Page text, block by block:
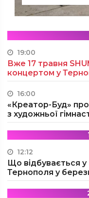
19:00
Вже 17 травня
концертом у
16:00
«Креатор-Буд»
з художньої
12:12
Що відбувається
Тернополя у